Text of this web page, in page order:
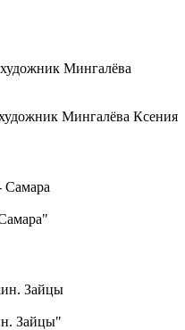
Мингалёва Ксения
Зайцы"